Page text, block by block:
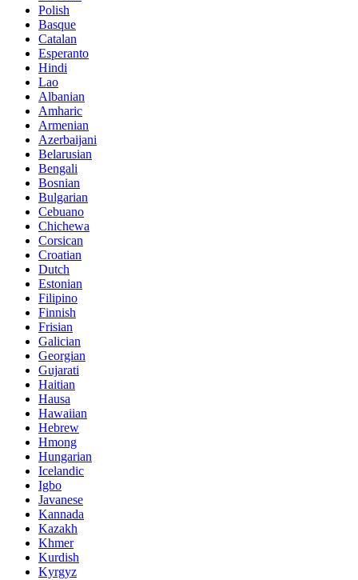
Polish
Basque
Catalan
Esperanto
Hindi
Lao
Albanian
Amharic
Armenian
Azerbaijani
Belarusian
Bengali
Bosnian
Bulgarian
Cebuano
Chichewa
Corsican
Croatian
Dutch
Estonian
Filipino
Finnish
Frisian
Galician
Georgian
Gujarati
Haitian
Hausa
Hawaiian
Hebrew
Hmong
Hungarian
Icelandic
Igbo
Javanese
Kannada
Kazakh
Khmer
Kurdish
Kyrgyz